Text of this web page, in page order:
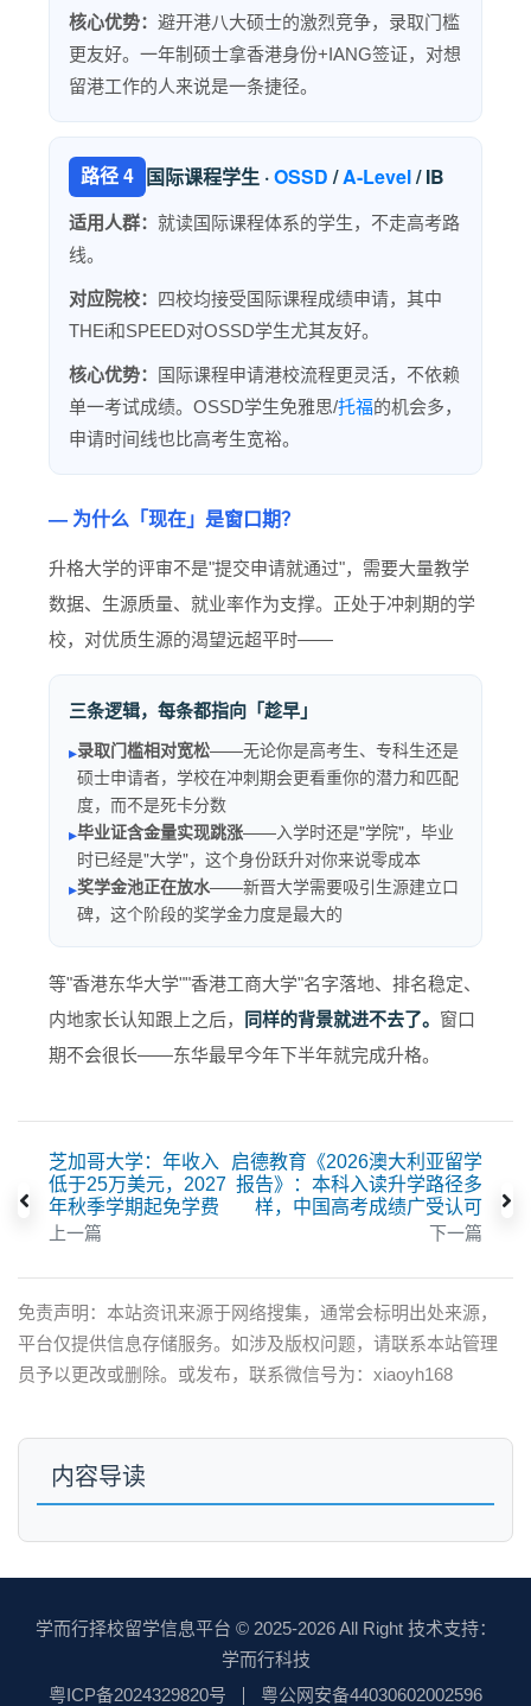
核心优势： 避开港八大硕士的激烈竞争，录取门槛
更友好。一年制硕士拿香港身份+IANG签证，对想
留港工作的人来说是一条捷径。
路径 4 国际课程学生 ·OSSD /A-Level/ IB
适用人群： 就读国际课程体系的学生，不走高考路
线。
对应院校： 四校均接受国际课程成绩申请，其中
THEi和SPEED对OSSD学生尤其友好。
核心优势：
国际课程申请港校流程更灵活，不依赖
单一考试成绩。OSSD学生免雅思/托福的机会多，
申请时间线也比高考生宽裕。
— 为什么「现在」是窗口期？
升格大学的评审不是"提交申请就通过"，需要大量教学
数据、生源质量、就业率作为支撑。正处于冲刺期的学
校，对优质生源的渴望远超平时——
三条逻辑，每条都指向「趁早」
▸录取门槛相对宽松——无论你是高考生、专科生还是
硕士申请者，学校在冲刺期会更看重你的潜力和匹配
度，而不是死卡分数
▸毕业证含金量实现跳涨——入学时还是"学院"，毕业
时已经是"大学"，这个身份跃升对你来说零成本
▸奖学金池正在放水——新晋大学需要吸引生源建立口
碑，这个阶段的奖学金力度是最大的
等"香港东华大学""香港工商大学"名字落地、排名稳定、
内地家长认知跟上之后，
同样的背景就进不去了。 窗口
期不会很长——东华最早今年下半年就完成升格。
芝加哥大学：年收入
低于25万美元，2027
年秋季学期起免学费
上一篇
启德教育《2026澳大利亚留学
报告》：本科入读升学路径多
样，中国高考成绩广受认可
下一篇
免责声明：本站资讯来源于网络搜集，通常会标明出处来源，
平台仅提供信息存储服务。如涉及版权问题，请联系本站管理
员予以更改或删除。或发布，联系微信号为：xiaoyh168
内容导读
学而行择校留学信息平台 © 2025-2026 All Right 技术支持：
学而行科技
粤ICP备2024329820号
粤公网安备44030602002596